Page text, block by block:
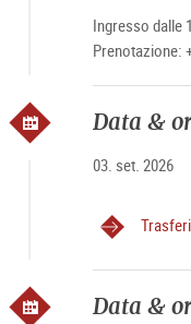
Ingresso dalle
Prenotazione:
Data &
03. set. 2026
Data &